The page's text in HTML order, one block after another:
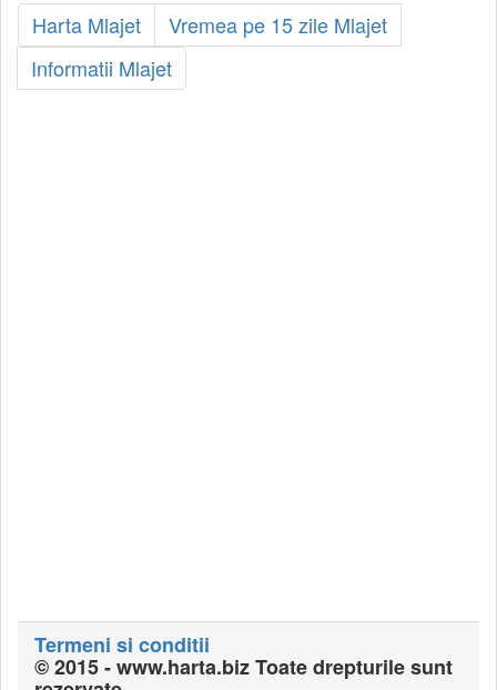
Harta Mlajet
Vremea pe 15 zile Mlajet
Informatii Mlajet
Termeni si conditii
© 2015 - www.harta.biz Toate drepturile sunt